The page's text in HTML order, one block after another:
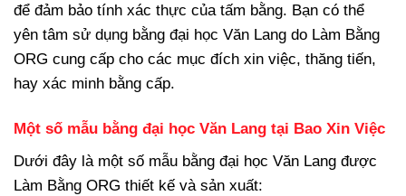
để đảm bảo tính xác thực của tấm bằng. Bạn có thể
yên tâm sử dụng bằng đại học Văn Lang do Làm Bằng
ORG cung cấp cho các mục đích xin việc, thăng tiến,
hay xác minh bằng cấp.
Một số mẫu bằng đại học Văn Lang tại Bao Xin Việc
Dưới đây là một số mẫu bằng đại học Văn Lang được
Làm Bằng ORG thiết kế và sản xuất: